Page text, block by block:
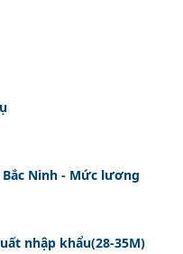
Ninh - Mức lương
nhập khẩu(28-35M)